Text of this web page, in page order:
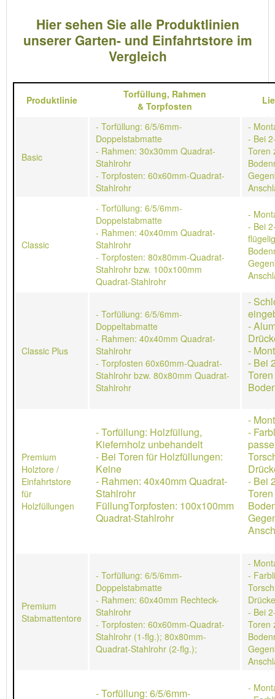
Hier sehen Sie alle Produktlinien
unserer Garten- und Einfahrtstore im
Vergleich
Produktlinie Torfüllung, Rahmen
& Torpfosten
Basic
- Torfüllung: 6/5/6mm-
Doppelstabmatte
- Rahmen: 30x30mm Quadrat-
Stahlrohr
- Torpfosten: 60x60mm-Quadrat-
Stahlrohr
-
- Bei
Toren
Classic
- Torfüllung: 6/5/6mm-
Doppelstabmatte
- Rahmen: 40x40mm Quadrat-
Stahlrohr
- Torpfosten: 80x80mm-Quadrat-
Stahlrohr bzw. 100x100mm
Quadrat-Stahlrohr
-
- Bei
Classic Plus
- Torfüllung: 6/5/6mm-
Doppeltabmatte
- Rahmen: 40x40mm Quadrat-
Stahlrohr
- Torpfosten 60x60mm-Quadrat-
Stahlrohr bzw. 80x80mm Quadrat-
Stahlrohr
-
-
-
- Bei
Premium
Holztore /
Einfahrtstore
für
Holzfüllungen
- Torfüllung: Holzfüllung,
Kiefernholz unbehandelt
- Bei Toren für Holzfüllungen:
Keine
- Rahmen: 40x40mm Quadrat-
Stahlrohr
FüllungTorpfosten: 100x100mm
Quadrat-Stahlrohr
-
-
- Bei
Premium
Stabmattentore
- Torfüllung: 6/5/6mm-
Doppelstabmatte
- Rahmen: 60x40mm Rechteck-
Stahlrohr
- Torpfosten: 60x60mm-Quadrat-
Stahlrohr (1-flg.); 80x80mm-
Quadrat-Stahlrohr (2-flg.);
-
-
- Bei
Toren
- Torfüllung: 6/5/6mm-
-